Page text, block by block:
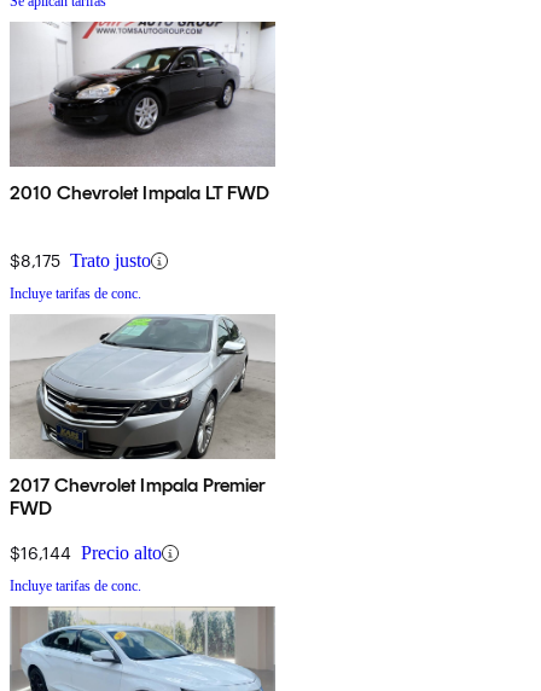
2010 Chevrolet Impala LT FWD
$8,175 Trato justo
Incluye tarifas de conc.
2017 Chevrolet Impala Premier
FWD
$16,144 Precio alto
Incluye tarifas de conc.